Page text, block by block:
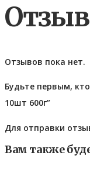
Отзывов пока нет.
Будьте первым,
10шт 600г”
Для отправки
Вам также